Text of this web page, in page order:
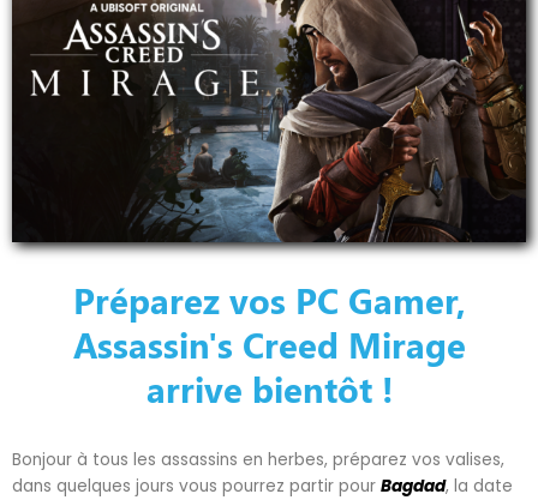
Préparez vos PC Gamer,
Assassin's Creed Mirage
arrive bientôt !
Bonjour à tous les assassins en herbes, préparez vos valises,
dans quelques jours vous pourrez partir pour Bagdad, la date